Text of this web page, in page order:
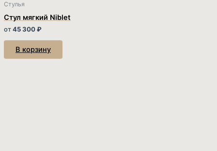
Стулья
Стул мягкий Niblet
от45 300₽
В корзину